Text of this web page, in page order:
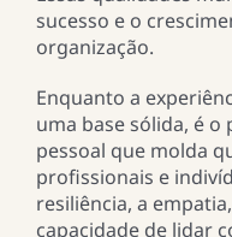
sucesso e o
organização.
Enquanto a
uma base sólida, é
pessoal que molda
profissionais e
resiliência, a
capacidade de lidar